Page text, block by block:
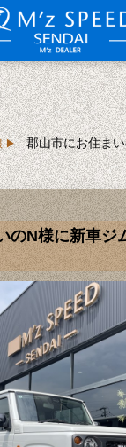
郡山市にお住ま
のN様に新車ジ